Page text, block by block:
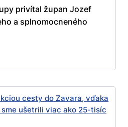
privítal župan Jozef
a splnomocneného
cesty do Zavara, vďaka
ušetrili viac ako 25-tisíc